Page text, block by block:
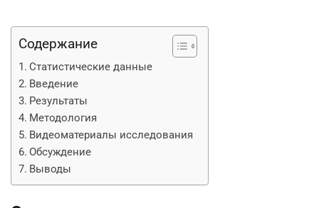
Содержание
Статистические данные
Введение
Результаты
Методология
Видеоматериалы исследования
Обсуждение
Выводы